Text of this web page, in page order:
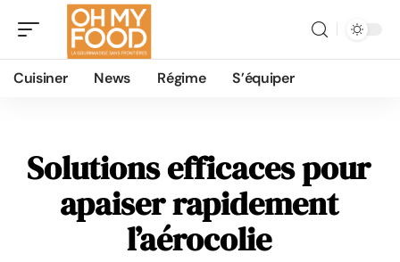
Cuisiner News Régime S’équiper
Solutions efficaces pour
apaiser rapidement
l’aérocolie